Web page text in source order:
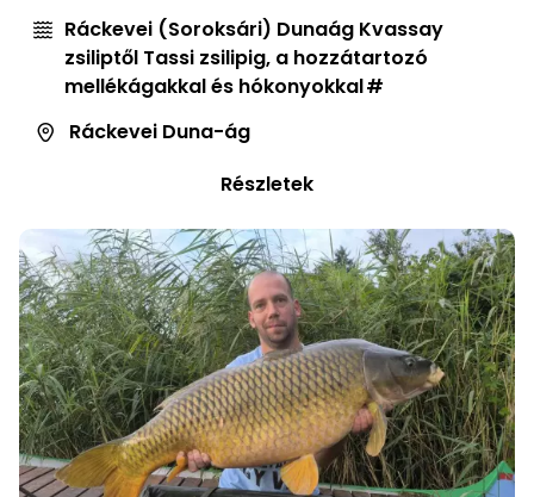
Ráckevei (Soroksári) Dunaág Kvassay
zsiliptől Tassi zsilipig, a hozzátartozó
mellékágakkal és hókonyokkal
Ráckevei Duna-ág
Részletek